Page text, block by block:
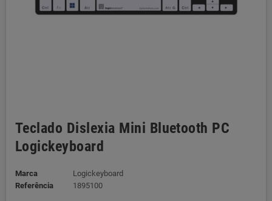
Teclado Dislexia Mini Bluetooth PC
Logickeyboard
Marca
Logickeyboard
Referência
1895100